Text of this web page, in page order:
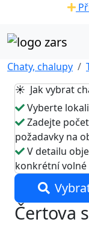
Chaty, chalupy
☀️ Jak vybrat
Vyberte
Zadejte
požadavky na
V detailu
konkrétní
Čertova